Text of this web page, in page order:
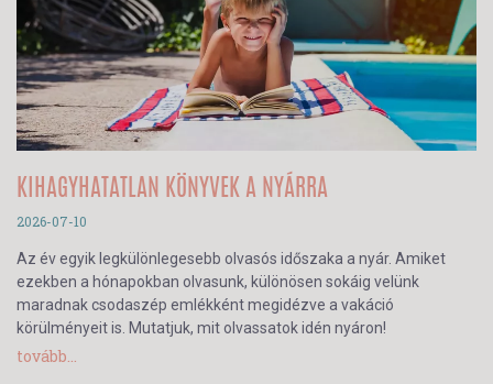
KIHAGYHATATLAN KÖNYVEK A NYÁRRA
2026-07-10
Az év egyik legkülönlegesebb olvasós időszaka a nyár. Amiket
ezekben a hónapokban olvasunk, különösen sokáig velünk
maradnak csodaszép emlékként megidézve a vakáció
körülményeit is. Mutatjuk, mit olvassatok idén nyáron!
tovább...